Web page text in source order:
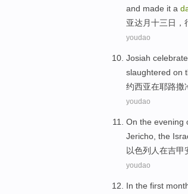
and made it a
亚达月十三日 ，
youdao
Josiah
slaughtered on
约西亚在耶路撒
youdao
On the evening
Jericho , the
以色列人在吉甲
youdao
In the first